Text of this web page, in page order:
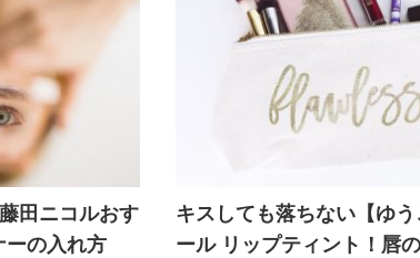
田ニコルおす
ーの入れ方
キスしても落ちない【ゆ
ール リップティント！唇